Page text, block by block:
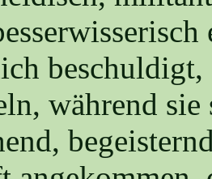
beschuldigt,
während